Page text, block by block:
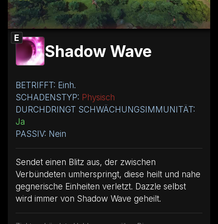
E
Shadow Wave
BETRIFFT: Einh.
SCHADENSTYP: Physisch
DURCHDRINGT SCHWÄCHUNGSIMMUNITÄT:
Ja
PASSIV: Nein
Sendet einen Blitz aus, der zwischen
Verbündeten umherspringt, diese heilt und nahe
gegnerische Einheiten verletzt. Dazzle selbst
wird immer von Shadow Wave geheilt.